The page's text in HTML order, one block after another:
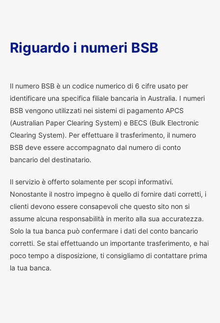
Riguardo i numeri BSB
Il numero BSB è un codice numerico di 6 cifre usato per
identificare una specifica filiale bancaria in Australia. I numeri
BSB vengono utilizzati nei sistemi di pagamento APCS
(Australian Paper Clearing System) e BECS (Bulk Electronic
Clearing System). Per effettuare il trasferimento, il numero
BSB deve essere accompagnato dal numero di conto
bancario del destinatario.
Il servizio è offerto solamente per scopi informativi.
Nonostante il nostro impegno è quello di fornire dati corretti, i
clienti devono essere consapevoli che questo sito non si
assume alcuna responsabilità in merito alla sua accuratezza.
Solo la tua banca può confermare i dati del conto bancario
corretti. Se stai effettuando un importante trasferimento, e hai
poco tempo a disposizione, ti consigliamo di contattare prima
la tua banca.